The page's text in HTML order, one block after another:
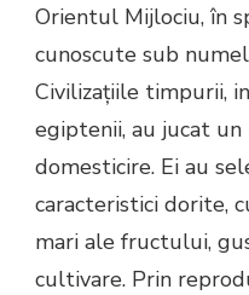
Orientul Mijlociu, în
cunoscute sub
Civilizațiile timpurii,
egiptenii, au jucat un
domesticire. Ei au
caracteristici dorite,
mari ale fructului,
cultivare. Prin